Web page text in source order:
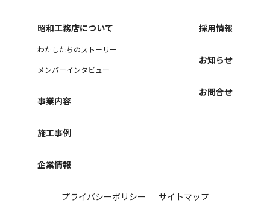
昭和工務店について
わたしたちのストーリー
メンバーインタビュー
事業内容
施工事例
企業情報
採用情報
お知らせ
お問合せ
プライバシーポリシー サイトマップ